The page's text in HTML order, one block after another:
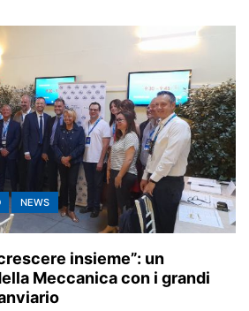
NEWS
insieme”: un
Meccanica con i grandi